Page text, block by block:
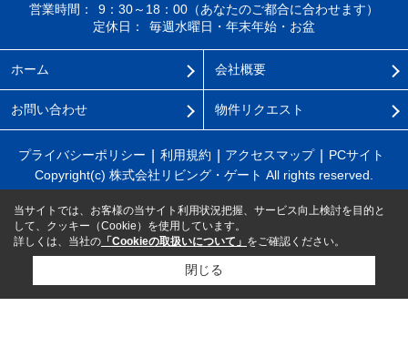
営業時間：
9：30～18：00（あなたのご都合に合わせます）
定休日：
毎週水曜日・年末年始・お盆
ホーム 会社概要
お問い合わせ 物件リクエスト
プライバシーポリシー 利用規約 アクセスマップ
PCサイト
Copyright(c) 株式会社リビング・ゲート All rights reserved.
当サイトでは、お客様の当サイト利用状況把握、サービス向上検討を目的と
して、クッキー（Cookie）を使用しています。
詳しくは、当社の 「Cookieの取扱いについて」 をご確認ください。
閉じる